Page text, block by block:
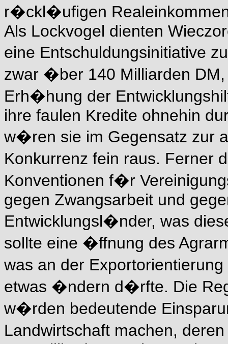
r�ckl�ufigen
Als Lockvogel dienten
eine Entschuldungsinitiative
zwar �ber 140 Milliarden
Erh�hung der
ihre faulen Kredite ohnehin
w�ren sie im Gegensatz zur
Konkurrenz fein raus. Ferner
Konventionen f�r
gegen Zwangsarbeit und
Entwicklungsl�nder, was
sollte eine �ffnung des
was an der
etwas �ndern d�rfte. Die
w�rden bedeutende
Landwirtschaft machen,